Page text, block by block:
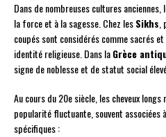
Dans de nombreuses cultures
la force et à la sagesse. Chez lesSikhs,
coupés sont considérés comme sacrés
identité religieuse. Dans laGrèce
signe de noblesse et de statut social
Au cours du 20e siècle, les cheveux
popularité fluctuante, souvent associées
spécifiques :